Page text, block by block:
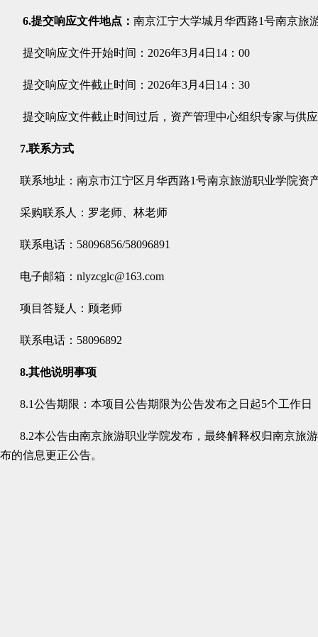
6.提交响应文件地点： 南京江宁大学城月华西路1号南京旅
提交响应文件开始时间：2026年3月 4日14：00
提交响应文件截止时间：2026年3月 4日14： 30
提交响应文件截止时间过后，资产管理中心组织专家与供
7.联系方式
联系地址：南京市江宁区月华西路1号南京旅游职业学
采购联系人：罗老师、林老师
联系电话：58096856/58096891
电子邮箱：nlyzcglc@163.com
项目答疑人：顾老师
联系电话： 58096892
8.其他说明事项
8.1公告期限：本项目公告期限为公告发布之日起5个工作日
8.2本公告由南京旅游职业学院发布，最终解释权归南京旅
布的信息更正公告。